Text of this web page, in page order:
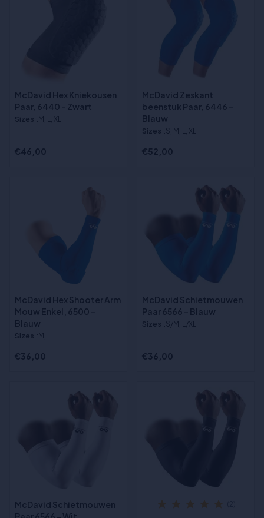
McDavid Hex Kniekousen
Paar, 6440 - Zwart
Sizes :M, L, XL
€46,00
McDavid Zeskant
beenstuk Paar, 6446 -
Blauw
Sizes :S, M, L, XL
€52,00
McDavid Hex Shooter Arm
Mouw Enkel, 6500 -
Blauw
Sizes :M, L
€36,00
McDavid Schietmouwen
Paar 6566 - Blauw
Sizes :S/M, L/XL
€36,00
McDavid Schietmouwen